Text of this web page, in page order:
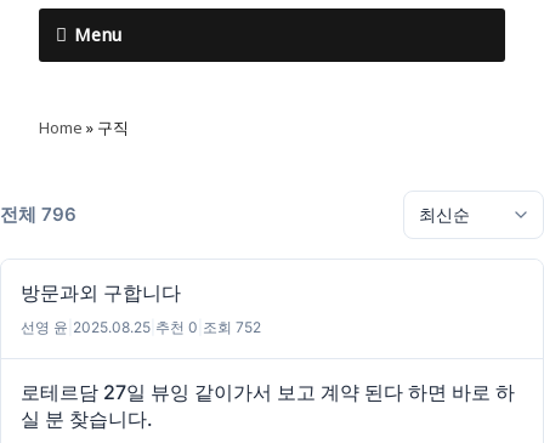
Menu
Home » 구직
전체 796
방문과외 구합니다
선영 윤 2025.08.25 추천 0 조회 752
로테르담 27일 뷰잉 같이가서 보고 계약 된다 하면 바로 하
실 분 찾습니다.